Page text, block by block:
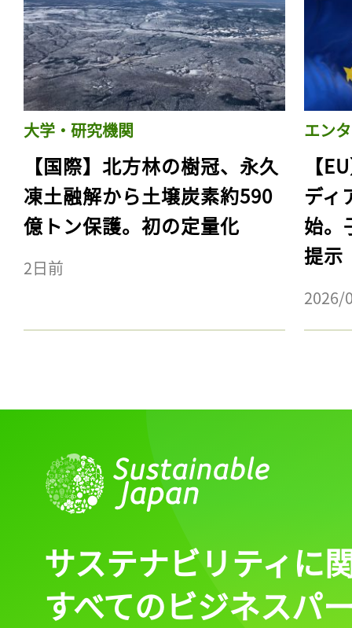
大学・研究機関
【国際】北方林の樹冠、永久
凍土融解から土壌炭素約590
億トン保護。初の定量化
2日前
エン
【
ディ
始。
提示
2026/
サステナビリティに
すべてのビジネスパ